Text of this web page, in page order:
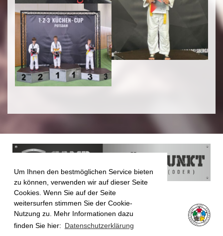
Um Ihnen den bestmöglichen Service bieten
zu können, verwenden wir auf dieser Seite
Cookies. Wenn Sie auf der Seite
weitersurfen stimmen Sie der Cookie-
Nutzung zu. Mehr Informationen dazu
finden Sie hier: Datenschutzerklärung